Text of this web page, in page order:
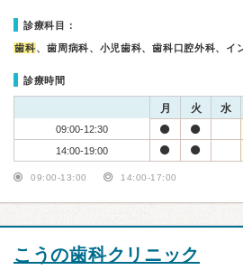
診療科目：
歯科、歯周病科、小児歯科、歯科口腔外科、イ
診療時間
月 火 水
09:00-12:30
14:00-19:00
09:00-13:00 14:00-17:00
こうの歯科クリニック